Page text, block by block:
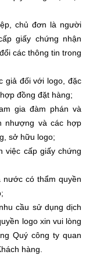
chủ đơn là người
giấy chứng nhận
các thông tin trong
giả đối với logo, đặc
đồng đặt hàng;
gia đàm phán và
nhượng và các hợp
sở hữu logo;
việc cấp giấy chứng
có thẩm quyền
cầu sử dụng dịch
logo xin vui lòng
Quý công ty quan
hàng.